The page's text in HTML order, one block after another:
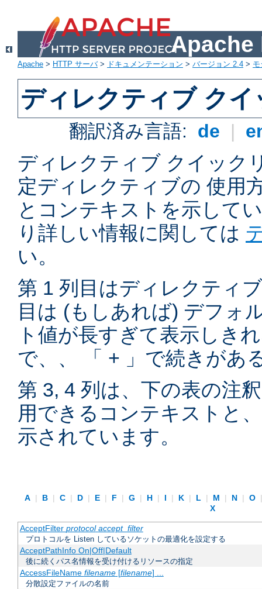
Apache
Apache > HTTP サーバ> ドキュメンテーション > バージョン 2.4 >
ディレクティブ ク
翻訳済み言語: de |
ディレクティブ クイック
定ディレクティブの 使用
とコンテキストを示して
り詳しい情報に関しては
い。
第 1 列目はディレクティ
目は (もしあれば) デフォ
ト値が長すぎて表示しき
で、、 「 + 」で続きがあ
第 3, 4 列は、下の表の注
用できるコンテキストと
示されています。
A | B | C | D | E | F | G | H | I | K | L | M | N | O
X
AcceptFilter protocol accept_filter
プロトコルを Listen しているソケットの最適化を設定する
AcceptPathInfo On|Off|Default
後に続くパス名情報を受け付けるリソースの指定
AccessFileName filename[filename] ...
分散設定ファイルの名前